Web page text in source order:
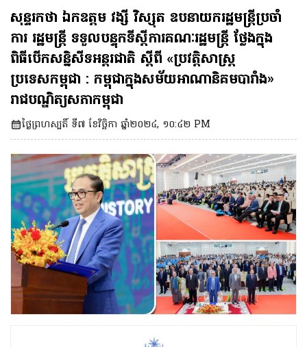
រដ្ឋមន្ដ្រីប្រចាំការ រដ្ឋមន្ដ្រី ទទួលបន្ទុកទីស្ដីការ
គណៈរដ្ឋមន្ដ្រី ថ្លែងក្នុងពិធីបើកសន្និសីទ
អន្តរជាតិ ស្តីពី «ប្រវត្តិសាស្ត្រប្រទេសកម្ពុជា :
កម្ពុជាក្នុងសម័យអាណានិគមបារាំង»
រាជបណ្ឌិត្យសភាកម្ពុជា
សុន្ទរកថា ឯកឧត្ដម វង្សី វិស្សុត ឧបនាយករដ្ឋមន្ដ្រីប្រចាំ
ការ រដ្ឋមន្ដ្រី ទទួលបន្ទុកទីស្ដីការគណៈរដ្ឋមន្ដ្រី ថ្លែងក្នុង
ពិធីបើកសន្និសីទអន្តរជាតិ ស្តីពី «ប្រវត្តិសាស្ត្រ
ប្រទេសកម្ពុជា : កម្ពុជាក្នុងសម័យអាណានិគមបារាំង»
រាជបណ្ឌិត្យសភាកម្ពុជា
ថ្ងៃព្រហស្បតិ៍ ទី៧ ខែវិច្ឆិកា ឆ្នាំ២០២៤, ១០:៤២ PM